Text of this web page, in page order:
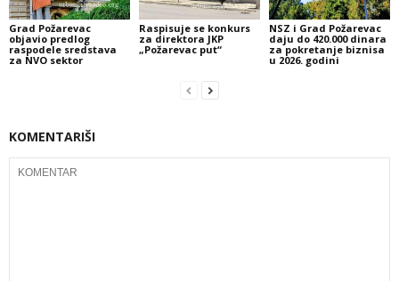
Grad Požarevac
objavio predlog
raspodele sredstava
za NVO sektor
Raspisuje se konkurs
za direktora JKP
„Požarevac put“
NSZ i Grad Požarevac
daju do 420.000 dinara
za pokretanje biznisa
u 2026. godini
KOMENTARIŠI